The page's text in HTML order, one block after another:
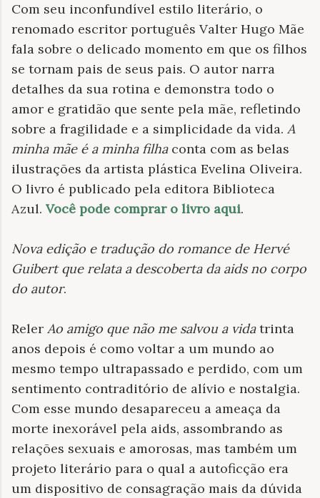
Com seu inconfundível estilo literário, o
renomado escritor português Valter Hugo Mãe
fala sobre o delicado momento em que os filhos
se tornam pais de seus pais. O autor narra
detalhes da sua rotina e demonstra todo o
amor e gratidão que sente pela mãe, refletindo
sobre a fragilidade e a simplicidade da vida. A
minha mãe é a minha filhaconta com as belas
ilustrações da artista plástica Evelina Oliveira.
O livro é publicado pela editora Biblioteca
Azul. Você pode comprar o livro aqui.
Nova edição e tradução do romance de Hervé
Guibert que relata a descoberta da aids no corpo
do autor.
Reler Ao amigo que não me salvou a vidatrinta
anos depois é como voltar a um mundo ao
mesmo tempo ultrapassado e perdido, com um
sentimento contraditório de alívio e nostalgia.
Com esse mundo desapareceu a ameaça da
morte inexorável pela aids, assombrando as
relações sexuais e amorosas, mas também um
projeto literário para o qual a autoficção era
um dispositivo de consagração mais da dúvida